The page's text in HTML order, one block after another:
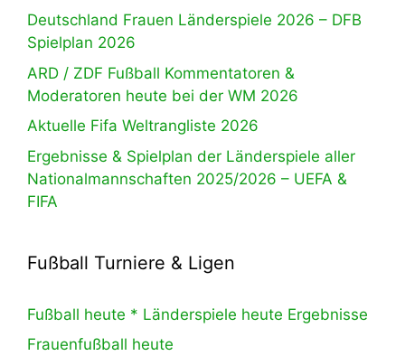
Deutschland Frauen Länderspiele 2026 – DFB
Spielplan 2026
ARD / ZDF Fußball Kommentatoren &
Moderatoren heute bei der WM 2026
Aktuelle Fifa Weltrangliste 2026
Ergebnisse & Spielplan der Länderspiele aller
Nationalmannschaften 2025/2026 – UEFA &
FIFA
Fußball Turniere & Ligen
Fußball heute * Länderspiele heute Ergebnisse
Frauenfußball heute